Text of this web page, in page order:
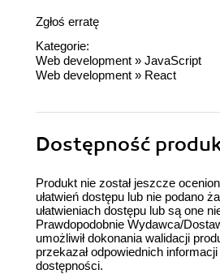
Zgłoś erratę
Kategorie:
Web development » JavaScript
Web development » React
Dostępność
Produkt nie został jeszcze
ułatwień dostępu lub nie podano
ułatwieniach dostępu lub są one
Prawdopodobnie Wydawca/
umożliwił dokonania walidacji
przekazał odpowiednich
dostępności.